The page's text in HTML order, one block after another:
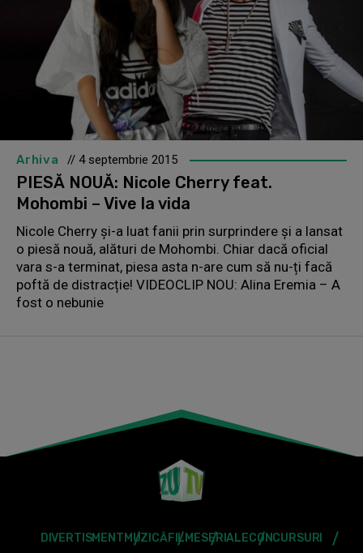
Arhiva // 4 septembrie 2015
PIESĂ NOUĂ: Nicole Cherry feat.
Mohombi – Vive la vida
Nicole Cherry și-a luat fanii prin surprindere și a lansat
o piesă nouă, alături de Mohombi. Chiar dacă oficial
vara s-a terminat, piesa asta n-are cum să nu-ți facă
poftă de distracție! VIDEOCLIP NOU: Alina Eremia – A
fost o nebunie
DIVERTISMENT MUZICĂFILMESERIALECONCURSURI